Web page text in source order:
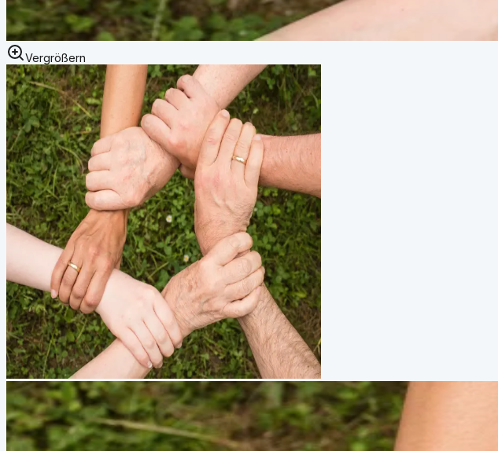
Vergrößern